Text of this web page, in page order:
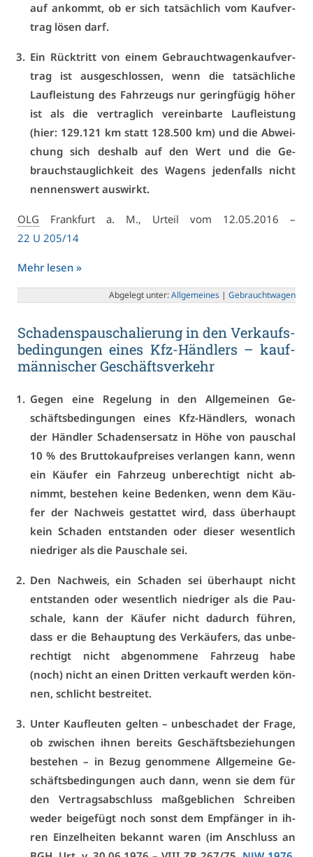
auf an­kommt, ob er sich tat­säch­lich vom Kauf­ver­
trag lö­sen darf.
Ein Rück­tritt von ei­nem Ge­braucht­wa­gen­kauf­ver­
trag ist aus­ge­schlos­sen, wenn die tat­säch­li­che
Lauf­leis­tung des Fahr­zeugs nur ge­ring­fü­gig hö­her
ist als die ver­trag­lich ver­ein­bar­te Lauf­leis­tung
(hier: 129.121 km statt 128.500 km) und die Ab­wei­
chung sich des­halb auf den Wert und die Ge­
brauchs­taug­lich­keit des Wa­gens je­den­falls nicht
nen­nens­wert aus­wirkt.
OLG Frank­furt a. M., Ur­teil vom 12.05.2016 –
22 U 205/14
Mehr le­sen »
Ab­ge­legt un­ter:All­ge­mei­nes | Ge­braucht­wa­gen
Scha­dens­pau­scha­lie­rung in den Ver­kaufs­
be­din­gun­gen ei­nes Kfz-Händ­lers – kauf­
män­ni­scher Ge­schäfts­ver­kehr
Ge­gen ei­ne Re­ge­lung in den All­ge­mei­nen Ge­
schäfts­be­din­gun­gen ei­nes Kfz-Händ­lers, wo­nach
der Händ­ler Scha­dens­er­satz in Hö­he von pau­schal
10 % des Brut­to­kauf­prei­ses ver­lan­gen kann, wenn
ein Käu­fer ein Fahr­zeug un­be­rech­tigt nicht ab­
nimmt, be­ste­hen kei­ne Be­den­ken, wenn dem Käu­
fer der Nach­weis ge­stat­tet wird, dass über­haupt
kein Scha­den ent­stan­den oder die­ser we­sent­lich
nied­ri­ger als die Pau­scha­le sei.
Den Nach­weis, ein Scha­den sei über­haupt nicht
ent­stan­den oder we­sent­lich nied­ri­ger als die Pau­
scha­le, kann der Käu­fer nicht da­durch füh­ren,
dass er die Be­haup­tung des Ver­käu­fers, das un­be­
rech­tigt nicht ab­ge­nom­me­ne Fahr­zeug ha­be
(noch) nicht an ei­nen Drit­ten ver­kauft wer­den kön­
nen, schlicht be­strei­tet.
Un­ter Kauf­leu­ten gel­ten – un­be­scha­det der Fra­ge,
ob zwi­schen ih­nen be­reits Ge­schäfts­be­zie­hun­gen
be­ste­hen – in Be­zug ge­nom­me­ne All­ge­mei­ne Ge­
schäfts­be­din­gun­gen auch dann, wenn sie dem für
den Ver­trags­ab­schluss maß­geb­li­chen Schrei­ben
we­der bei­ge­fügt noch sonst dem Emp­fän­ger in ih­
ren Ein­zel­hei­ten be­kannt wa­ren (im An­schluss an